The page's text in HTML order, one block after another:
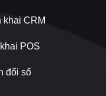
khai CRM
POS
đổi số